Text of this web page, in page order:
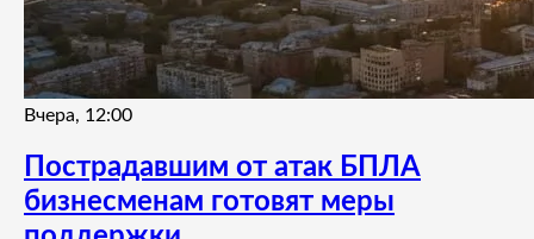
Вчера, 12:00
Пострадавшим от атак БПЛА
бизнесменам готовят меры